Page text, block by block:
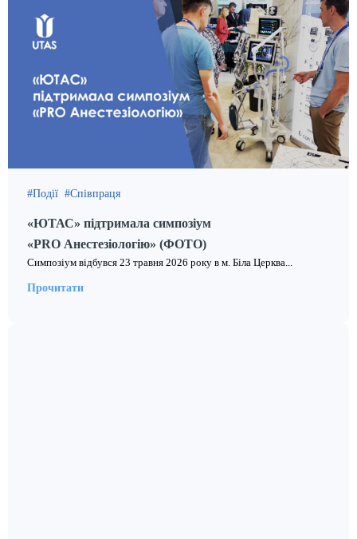
Події Співпраця
«ЮТАС» підтримала симпозіум
«PRO Анестезіологію» (ФОТО)
Симпозіум відбувся 23 травня 2026 року в м. Біла Церква...
Прочитати